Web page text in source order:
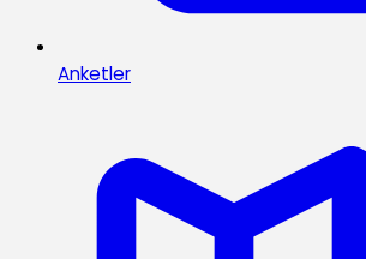
Anketler